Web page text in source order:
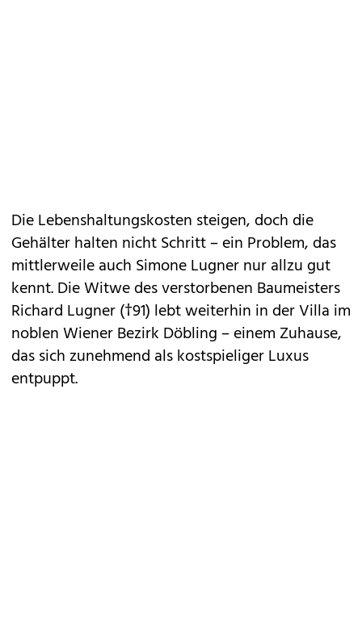
Die Lebenshaltungskosten steigen, doch die
Gehälter halten nicht Schritt – ein Problem, das
mittlerweile auch Simone Lugner nur allzu gut
kennt. Die Witwe des verstorbenen Baumeisters
Richard Lugner (†91) lebt weiterhin in der Villa im
noblen Wiener Bezirk Döbling – einem Zuhause,
das sich zunehmend als kostspieliger Luxus
entpuppt.